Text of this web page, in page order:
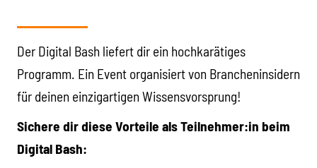
Der Digital Bash liefert dir ein hochkarätiges
Programm. Ein Event organisiert von Brancheninsidern
für deinen einzigartigen Wissensvorsprung!
Sichere dir diese Vorteile als Teilnehmer:in beim
Digital Bash: